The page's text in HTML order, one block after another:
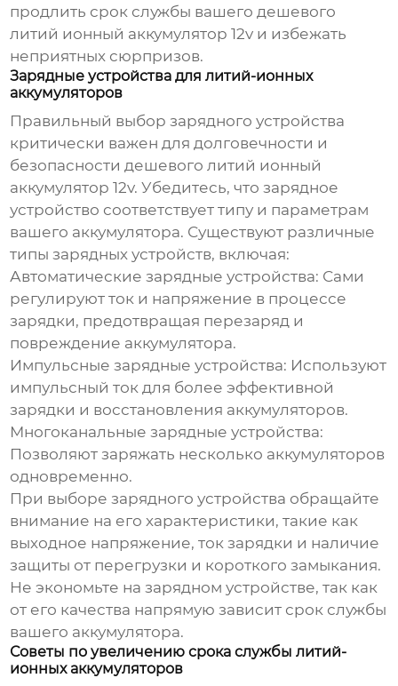
продлить срок службы вашегодешевого
литий ионный аккумулятор 12v и избежать
неприятных сюрпризов.
Зарядные устройства для литий-ионных
аккумуляторов
Правильный выбор зарядного устройства
критически важен для долговечности и
безопасностидешевого литий ионный
аккумулятор 12v. Убедитесь, что зарядное
устройство соответствует типу и параметрам
вашего аккумулятора. Существуют различные
типы зарядных устройств, включая:
Автоматические зарядные устройства: Сами
регулируют ток и напряжение в процессе
зарядки, предотвращая перезаряд и
повреждение аккумулятора.
Импульсные зарядные устройства: Используют
импульсный ток для более эффективной
зарядки и восстановления аккумуляторов.
Многоканальные зарядные устройства:
Позволяют заряжать несколько аккумуляторов
одновременно.
При выборе зарядного устройства обращайте
внимание на его характеристики, такие как
выходное напряжение, ток зарядки и наличие
защиты от перегрузки и короткого замыкания.
Не экономьте на зарядном устройстве, так как
от его качества напрямую зависит срок службы
вашего аккумулятора.
Советы по увеличению срока службы литий-
ионных аккумуляторов